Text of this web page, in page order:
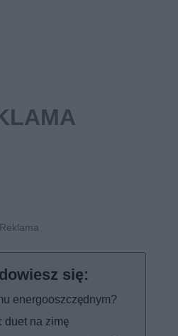
energooszczędnym?
duet na zimę